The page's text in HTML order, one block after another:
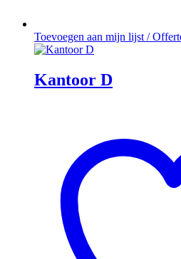
Toevoegen aan mijn lijst /
Kantoor D